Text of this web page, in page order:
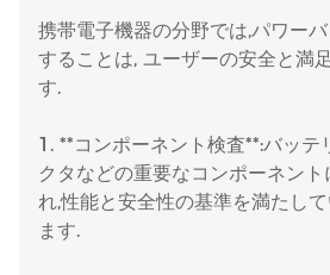
携帯電子機器の分野では,パワー
することは, ユーザーの安全と満
す.
1. **コンポーネント検査**:バッテ
クタなどの重要なコンポーネン
れ,性能と安全性の基準を満たし
ます.